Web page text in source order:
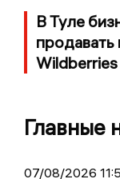
В Туле
продавать
Wildberries
Главные
07/08/2026